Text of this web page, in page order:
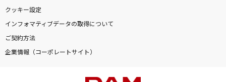
クッキー設定
インフォマティブデータの取得について
ご契約方法
企業情報（コーポレートサイト）